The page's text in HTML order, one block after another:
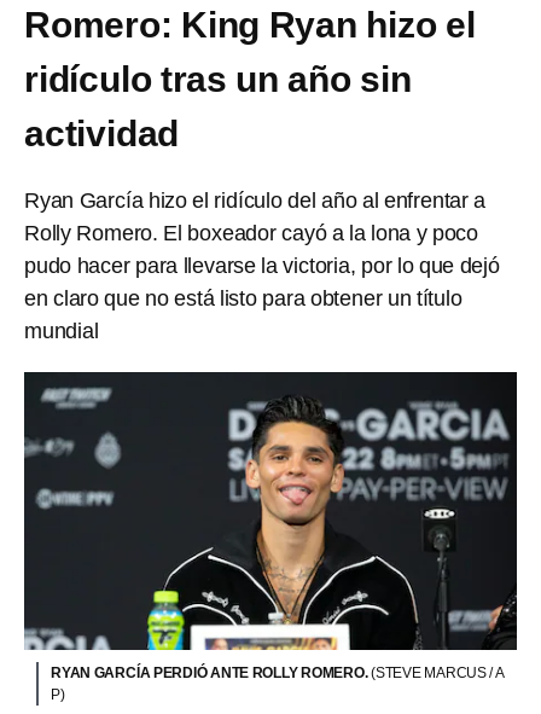
Romero: King Ryan hizo el
ridículo tras un año sin
actividad
Ryan García hizo el ridículo del año al enfrentar a
Rolly Romero. El boxeador cayó a la lona y poco
pudo hacer para llevarse la victoria, por lo que dejó
en claro que no está listo para obtener un título
mundial
RYAN GARCÍA PERDIÓ ANTE ROLLY ROMERO.(STEVE MARCUS / A
P)